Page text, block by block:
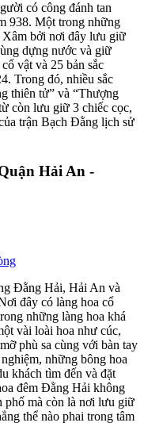
có công đánh tan
938. Một trong những
bởi nơi đây lưu giữ
dựng nước và giữ
vật và 25 bản sắc
Trong đó, nhiều sắc
thiên tử” và “Thượng
còn lưu giữ 3 chiếc cọc,
trận Bạch Đằng lịch sử
Hải An -
Đằng Hải, Hải An và
đây có làng hoa cổ
những làng hoa khá
vài loài hoa như cúc,
phù sa cùng với bàn tay
những bông hoa
khách tìm đến và đặt
đêm Đằng Hải không
phố mà còn là nơi lưu giữ
thể nào phai trong tâm